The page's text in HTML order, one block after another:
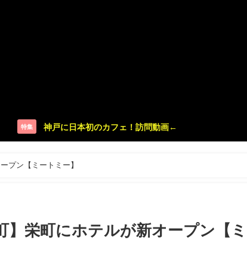
特集 神戸に日本初のカフェ！訪問動画←
プン【ミートミー】
】栄町にホテルが新オープン【ミ